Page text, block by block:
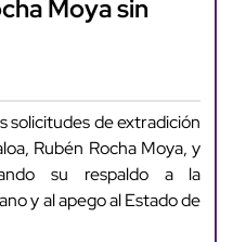
Moya sin
solicitudes de extradición
Rubén Rocha Moya, y
su respaldo a la
y al apego al Estado de